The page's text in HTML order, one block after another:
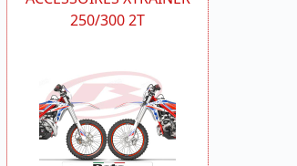
250/300 2T